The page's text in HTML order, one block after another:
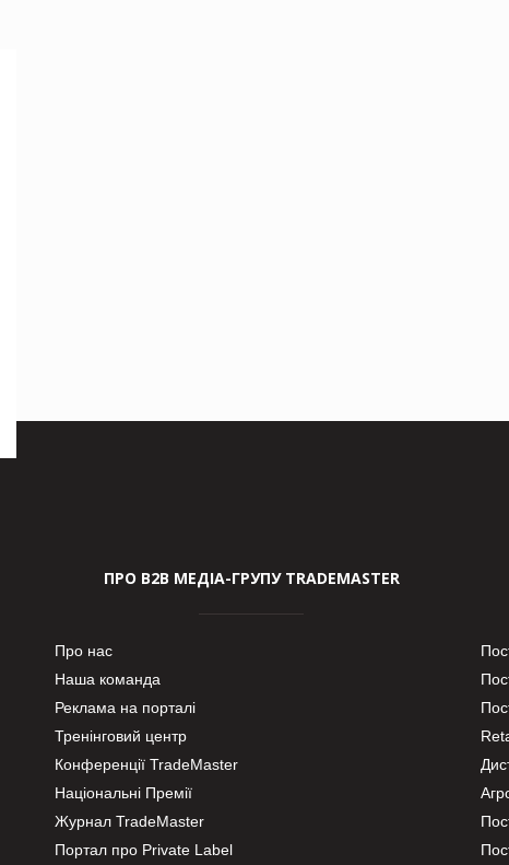
ПРО В2В МЕДІА-ГРУПУ TRADEMASTER
Про нас
Наша команда
Реклама на порталі
Тренінговий центр
Конференції TradeMaster
Національні Премії
Журнал TradeMaster
Портал про Private Label